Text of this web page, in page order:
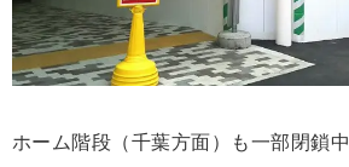
ホーム階段（千葉方面）も一部閉鎖中